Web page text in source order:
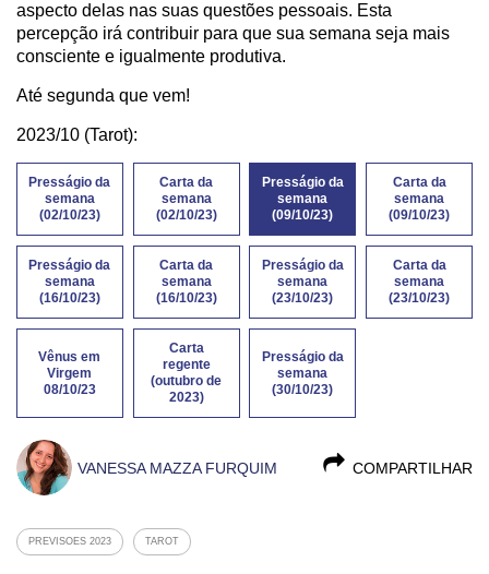
aspecto delas nas suas questões pessoais. Esta
percepção irá contribuir para que sua semana seja mais
consciente e igualmente produtiva.
Até segunda que vem!
2023/10 (Tarot):
Presságio da
semana
(02/10/23)
Carta da
semana
(02/10/23)
Presságio da
semana
(09/10/23)
Carta da
semana
(09/10/23)
Presságio da
semana
(16/10/23)
Carta da
semana
(16/10/23)
Presságio da
semana
(23/10/23)
Carta da
semana
(23/10/23)
Vênus em
Virgem
08/10/23
Carta
regente
(outubro de
2023)
Presságio da
semana
(30/10/23)
COMPARTILHAR
VANESSA MAZZA FURQUIM
PREVISOES 2023 TAROT